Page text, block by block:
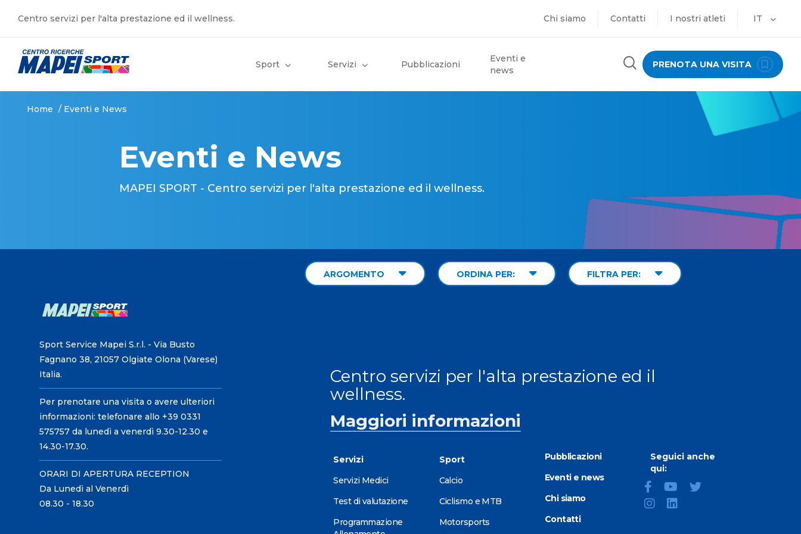
Centro servizi per l'alta prestazione ed il wellness. Chi siamo Contatti I nostri atleti IT
Sport Servizi Pubblicazioni
Eventi e
news
PRENOTA UNA VISITA
Home / Eventi e News
Eventi e News
MAPEI SPORT - Centro servizi per l'alta prestazione ed il wellness.
ARGOMENTO ORDINA PER: FILTRA PER:
Sport Service Mapei S.r.l. - Via Busto
Fagnano 38, 21057 Olgiate Olona (Varese)
Italia.
Per prenotare una visita o avere ulteriori
informazioni: telefonare allo +39 0331
575757 da lunedì a venerdì 9.30-12.30 e
14.30-17.30.
ORARI DI APERTURA RECEPTION
Da Lunedì al Venerdì
08.30 - 18.30
Centro servizi per l'alta prestazione ed il
wellness.
Maggiori informazioni
Servizi
Servizi Medici
Test di valutazione
Programmazione
Sport
Calcio
Ciclismo e MTB
Motorsports
Pubblicazioni
Eventi e news
Chi siamo
Contatti
Seguici anche
qui: